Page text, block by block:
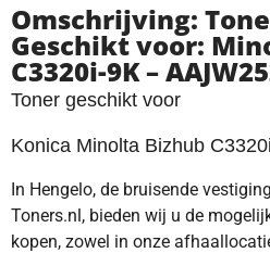
Omschrijving:
Geschikt voor:
C3320i-9K –
Toner geschikt voor
Konica Minolta Bizhub C3320i
In Hengelo, de bruisende
Toners.nl, bieden wij u de
kopen, zowel in onze